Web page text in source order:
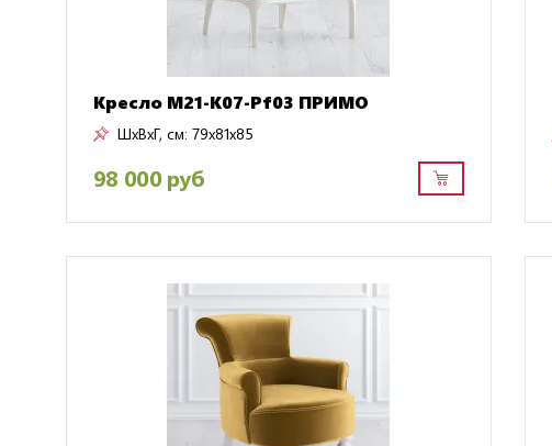
Кресло M21-K07-Pf03 ПРИМО
ШxВxГ, см: 79x81x85
98 000 руб